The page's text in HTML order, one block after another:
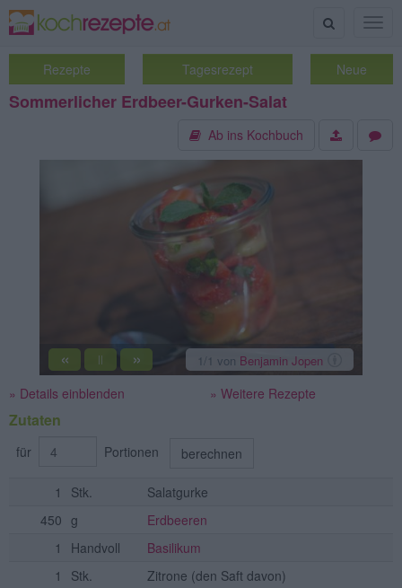
Suche
Rezepte Tagesrezept Neue
Sommerlicher Erdbeer-Gurken-Salat
Ab ins Kochbuch
« || » 1 /1 von Benjamin Jopen
» Details einblenden » Weitere Rezepte
Zutaten
für Portionen berechnen
1 Stk.
Salatgurke
450 g
Erdbeeren
1
Handvoll
Basilikum
1
Stk. Zitrone (den Saft davon)